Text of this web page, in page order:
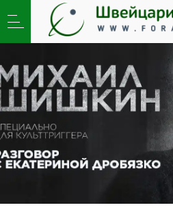
Все авторы»